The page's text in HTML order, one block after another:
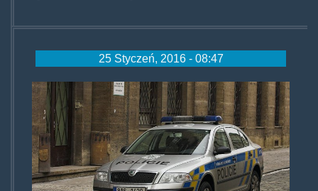
25 Styczeń, 2016 - 08:47
policie.jpg